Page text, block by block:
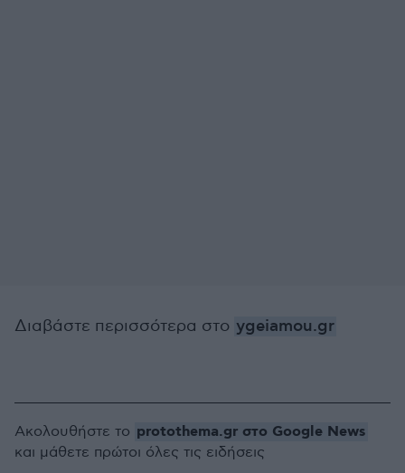
Διαβάστε περισσότερα στο ygeiamou.gr
Ακολουθήστε το protothema.gr στο Google News
και μάθετε πρώτοι όλες τις ειδήσεις